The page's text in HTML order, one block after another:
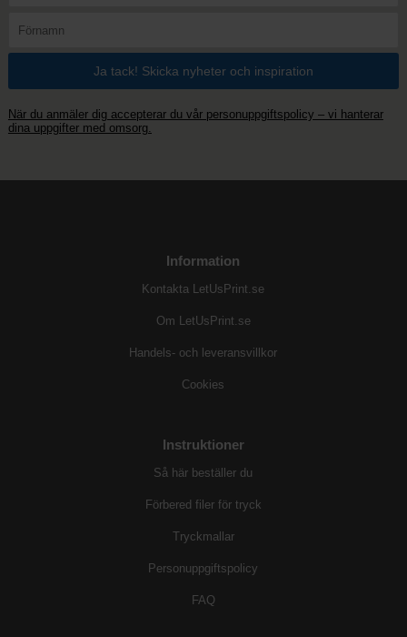
När du anmäler dig accepterar du vår personuppgiftspolicy – vi hanterar
dina uppgifter med omsorg.
Information
Kontakta LetUsPrint.se
Om LetUsPrint.se
Handels- och leveransvillkor
Cookies
Instruktioner
Så här beställer du
Förbered filer för tryck
Tryckmallar
Personuppgiftspolicy
FAQ